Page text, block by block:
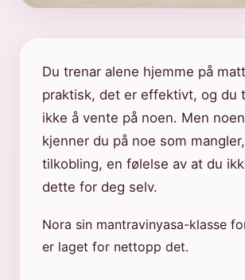
Du trenar alene hjemme på
praktisk, det er effektivt, og du
ikke å vente på noen. Men
kjenner du på noe som
tilkobling, en følelse av at du
dette for deg selv.
Nora sin mantravinyasa-klasse
er laget for nettopp det.